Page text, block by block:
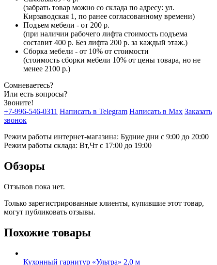
(забрать товар можно со склада по адресу: ул.
Кирзаводская 1, по ранее согласованному времени)
Подъем мебели - от 200 р.
(при наличии рабочего лифта стоимость подъема
составит 400 р. Без лифта 200 р. за каждый этаж.)
Сборка мебели - от 10% от стоимости
(стоимость сборки мебели 10% от цены товара, но не
менее 2100 р.)
Сомневаетесь?
Или есть вопросы?
Звоните!
+7-996-546-0311 Написать в Telegram Написать в Max Заказать
звонок
Режим работы интернет-магазина: Будние дни с 9:00 до 20:00
Режим работы склада: Вт,Чт с 17:00 до 19:00
Обзоры
Отзывов пока нет.
Только зарегистрированные клиенты, купившие этот товар,
могут публиковать отзывы.
Похожие товары
Кухонный гарнитур «Ультра» 2,0 м